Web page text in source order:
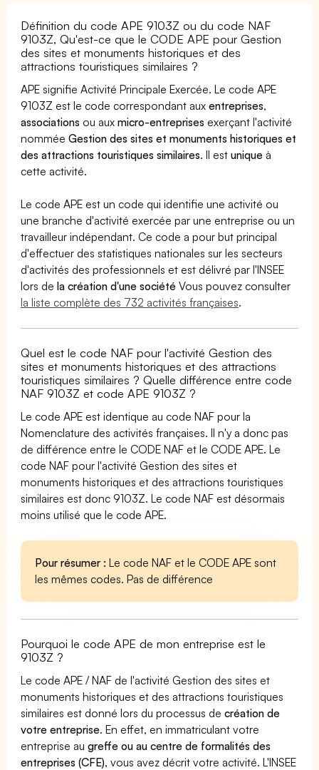
Définition du code APE 9103Z ou du code NAF
9103Z, Qu'est-ce que le CODE APE pour Gestion
des sites et monuments historiques et des
attractions touristiques similaires ?
APE signifie Activité Principale Exercée. Le code APE
9103Z est le code correspondant auxentreprises,
associations ou auxmicro-entreprises exerçant l'activité
nomméeGestion des sites et monuments historiques et
des attractions touristiques similaires. Il estunique à
cette activité.
Le code APE est un code qui identifie une activité ou
une branche d'activité exercée par une entreprise ou un
travailleur indépendant. Ce code a pour but principal
d'effectuer des statistiques nationales sur les secteurs
d'activités des professionnels et est délivré par l'INSEE
lors dela création d'une société Vous pouvez consulter
la liste complète des 732 activités françaises.
Quel est le code NAF pour l'activité Gestion des
sites et monuments historiques et des attractions
touristiques similaires ? Quelle différence entre code
NAF 9103Z et code APE 9103Z ?
Le code APE est identique au code NAF pour la
Nomenclature des activités françaises. Il n'y a donc pas
de différence entre le CODE NAF et le CODE APE. Le
code NAF pour l'activité Gestion des sites et
monuments historiques et des attractions touristiques
similaires est donc 9103Z. Le code NAF est désormais
moins utilisé que le code APE.
Pour résumer : Le code NAF et le CODE APE sont
les mêmes codes. Pas de différence
Pourquoi le code APE de mon entreprise est le
9103Z ?
Le code APE / NAF de l'activité Gestion des sites et
monuments historiques et des attractions touristiques
similaires est donné lors du processus decréation de
votre entreprise. En effet, en immatriculant votre
entreprise augreffe ou au centre de formalités des
entreprises (CFE), vous avez décrit votre activité. L'INSEE